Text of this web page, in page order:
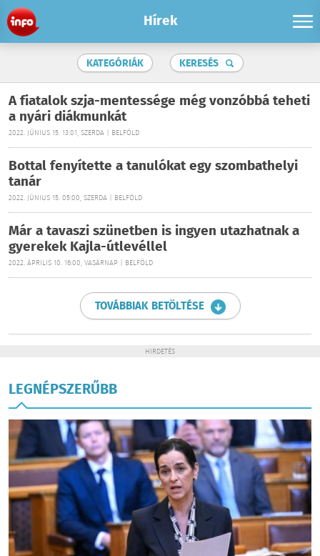
Hírek
KATEGÓRIÁK KERESÉS
A fiatalok szja-mentessége még vonzóbbá teheti
a nyári diákmunkát
2022. JÚNIUS 15. 13:01, SZERDA | BELFÖLD
Bottal fenyítette a tanulókat egy szombathelyi
tanár
2022. JÚNIUS 15. 05:00, SZERDA | BELFÖLD
Már a tavaszi szünetben is ingyen utazhatnak a
gyerekek Kajla-útlevéllel
2022. ÁPRILIS 10. 16:00, VASÁRNAP | BELFÖLD
TOVÁBBIAK BETÖLTÉSE
HIRDETÉS
LEGNÉPSZERŰBB